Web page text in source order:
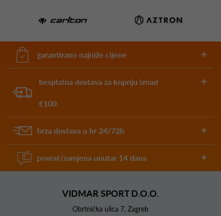
garantirano najniže cijene
besplatna dostava za kupnju iznad
€100
brza dostava u hr 24/72h
povrat/zamjena unutar 14 dana
VIDMAR SPORT D.O.O.
Obrtnička ulica 7, Zagreb